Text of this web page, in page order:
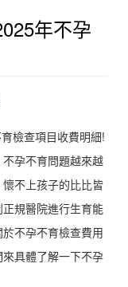
年不孕
檢查項目收費明細!
孕不育問題越來越
不上孩子的比比皆
規醫院進行生育能
不孕不育檢查費用
具體了解一下不孕